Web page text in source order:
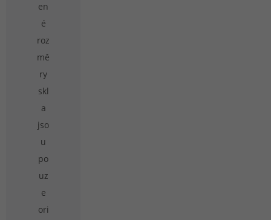
en
é
roz
mě
ry
skl
a
jso
u
po
uz
e
ori